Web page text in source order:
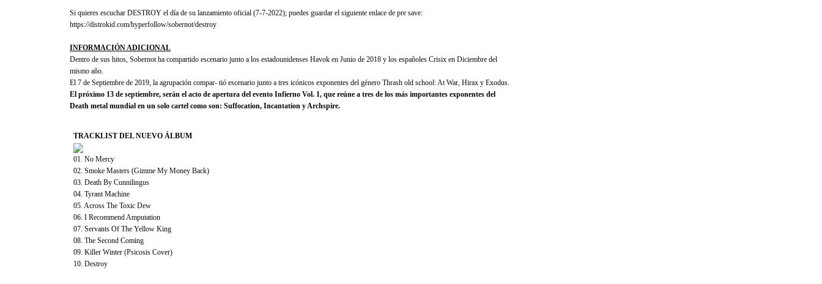
Si quieres escuchar DESTROY el día de su lanzamiento oficial (7-7-2022); puedes guardar el siguiente enlace de pre save:
https://distrokid.com/hyperfollow/sobernot/destroy
INFORMACIÓN ADICIONAL
Dentro de sus hitos, Sobernot ha compartido escenario junto a los estadounidenses Havok en Junio de 2018 y los españoles Crisix en Diciembre del
mismo año.
El 7 de Septiembre de 2019, la agrupación compar- tió escenario junto a tres icónicos exponentes del género Thrash old school: At War, Hirax y Exodus.
El próximo 13 de septiembre, serán el acto de apertura del evento Infierno Vol. 1, que reúne a tres de los más importantes exponentes del
Death metal mundial en un solo cartel como son: Suffocation, Incantation y Archspire.
TRACKLIST DEL NUEVO ÁLBUM
01. No Mercy
02. Smoke Masters (Gimme My Money Back)
03. Death By Cunnilingus
04. Tyrant Machine
05. Across The Toxic Dew
06. I Recommend Amputation
07. Servants Of The Yellow King
08. The Second Coming
09. Killer Winter (Psicosis Cover)
10. Destroy